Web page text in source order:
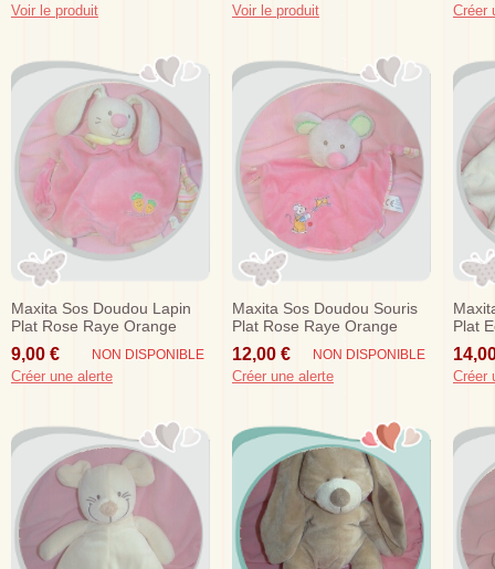
Voir le produit Voir le produit Créer
Maxita Sos Doudou Lapin
Plat Rose Raye Orange
Cerf Volant
9,00 € NON DISPONIBLE
Créer une alerte
Maxita Sos Doudou Souris
Plat Rose Raye Orange
Cerf Volant
12,00 € NON DISPONIBLE
Créer une alerte
Plat
Créer